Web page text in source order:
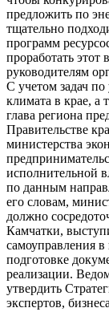
предложить по
тщательно
программ
проработать
руководителям
С учетом задач
климата в крае, а
глава региона
Правительстве
министерства
исполнительной
по данным
его словам,
должно
Камчатки,
самоуправления
подготовке
реализации.
утвердить
экспертов,